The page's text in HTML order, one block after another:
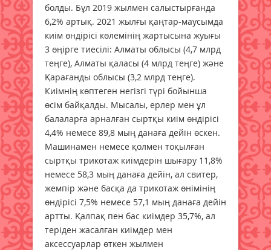
болды. Бұл 2019 жылмен салыстырғанда
6,2% артық. 2021 жылғы қаңтар-маусымда
киім өндірісі көлемінің жартысына жуығы
3 өңірге тиесілі: Алматы облысы (4,7 млрд
теңге), Алматы қаласы (4 млрд теңге) және
Қарағанды облысы (3,2 млрд теңге).
Киімнің көптеген негізгі түрі бойынша
өсім байқалды. Мысалы, ерлер мен ұл
балаларға арналған сыртқы киім өндірісі
4,4% немесе 89,8 мың данаға дейін өскен.
Машинамен немесе қолмен тоқылған
сыртқы трикотаж киімдерін шығару 11,8%
немесе 58,3 мың данаға дейін, ал свитер,
жемпір және басқа да трикотаж өнімінің
өндірісі 7,5% немесе 57,1 мың данаға дейін
артты. Қалпақ пен бас киімдер 35,7%, ал
теріден жасалған киімдер мен
аксессуарлар өткен жылмен